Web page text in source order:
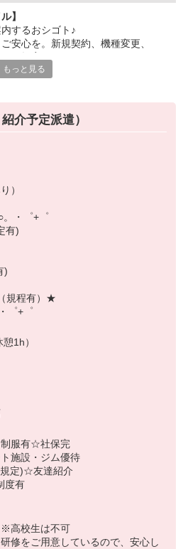
☆☆
方です♪
ールセンター、受付
け・加工・組立・検査
イリスト・エステ
別指導塾・人材紹介
グ・官公庁案件
タン面接OK！
ド対応。
談ください！
】
するおシゴト♪
安心を。新規契約、機種変更、
務
・KDDI/softbank(ソフトバンク)など
モバイル、UQなど格安スマホまで幅
もっと見る
介予定派遣）
）
。・゜+゜
有)
)
規程有）★
゜+゜
1h）
服有☆社保完
施設・ジム優待
定)☆友達紹介
度有
高校生は不可
修をご用意しているので、安心し